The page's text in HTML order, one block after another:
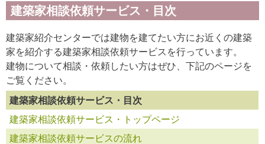
建築家相談依頼サービス・目次
建築家紹介センターでは建物を建てたい方にお近くの建築
家を紹介する建築家相談依頼サービスを行っています。
建物について相談・依頼したい方はぜひ、下記のページを
ご覧ください。
建築家相談依頼サービス・目次
建築家相談依頼サービス・トップページ
建築家相談依頼サービスの流れ